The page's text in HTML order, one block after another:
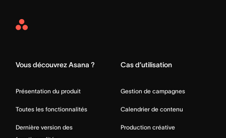
Asana
Vous découvrez Asana ?
Présentation du produit
Toutes les fonctionnalités
Dernière version des
Cas d’utilisation
Gestion de campagnes
Calendrier de contenu
Production créative